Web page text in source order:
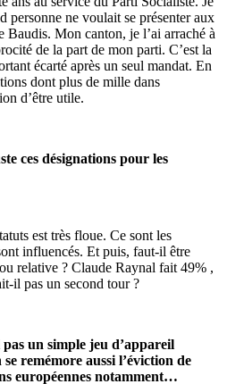
personne ne voulait se présenter aux
Mon canton, je l’ai arraché à
de la part de mon parti. C’est la
écarté après un seul mandat. En
dont plus de mille dans
d’être utile.
ces désignations pour les
est très floue. Ce sont les
influencés. Et puis, faut-il être
relative ? Claude Raynal fait 49% ,
il pas un second tour ?
un simple jeu d’appareil
remémore aussi l’éviction de
européennes notamment…